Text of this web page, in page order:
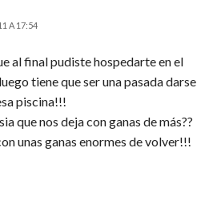
A 17:54
al final pudiste hospedarte en el
tiene que ser una pasada darse
piscina!!!
que nos deja con ganas de más??
unas ganas enormes de volver!!!